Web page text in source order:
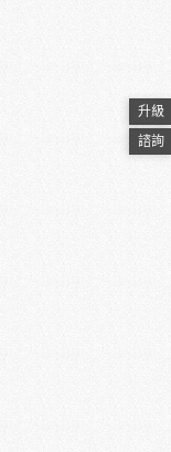
升級
諮詢